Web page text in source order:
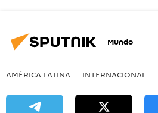
Mundo
AMÉRICA LATINA INTERNACIONAL